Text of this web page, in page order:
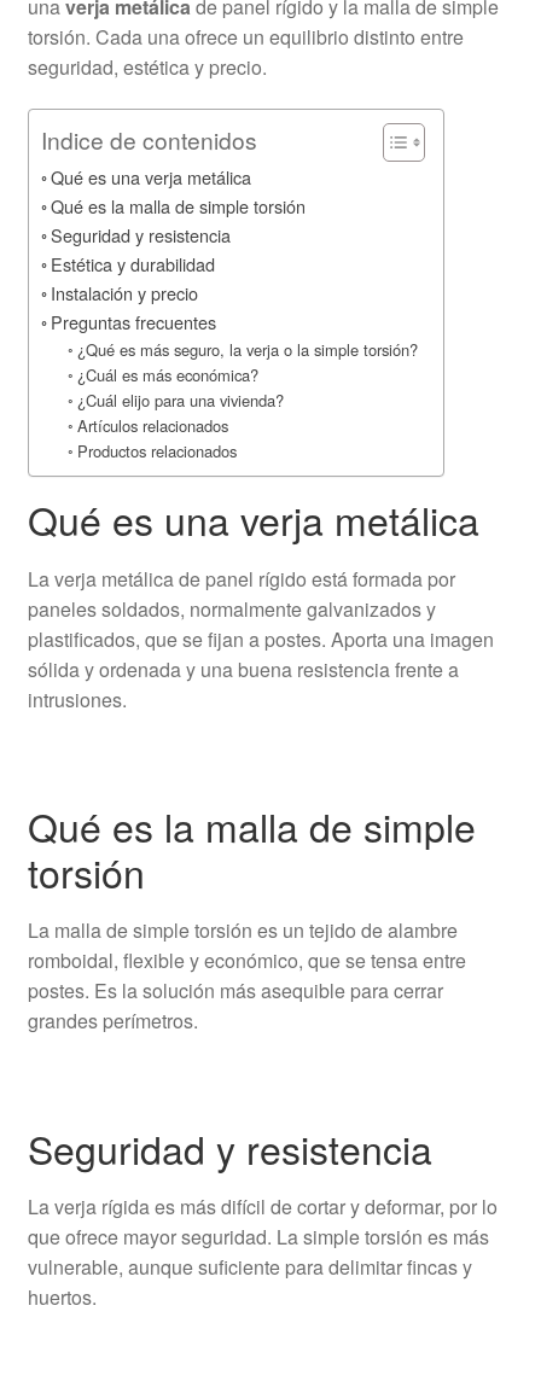
unaverja metálicade panel rígido y la malla de simple
torsión. Cada una ofrece un equilibrio distinto entre
seguridad, estética y precio.
Indice de contenidos
Qué es una verja metálica
Qué es la malla de simple torsión
Seguridad y resistencia
Estética y durabilidad
Instalación y precio
Preguntas frecuentes
¿Qué es más seguro, la verja o la simple torsión?
¿Cuál es más económica?
¿Cuál elijo para una vivienda?
Artículos relacionados
Productos relacionados
Qué es una verja metálica
La verja metálica de panel rígido está formada por
paneles soldados, normalmente galvanizados y
plastificados, que se fijan a postes. Aporta una imagen
sólida y ordenada y una buena resistencia frente a
intrusiones.
Qué es la malla de simple
torsión
La malla de simple torsión es un tejido de alambre
romboidal, flexible y económico, que se tensa entre
postes. Es la solución más asequible para cerrar
grandes perímetros.
Seguridad y resistencia
La verja rígida es más difícil de cortar y deformar, por lo
que ofrece mayor seguridad. La simple torsión es más
vulnerable, aunque suficiente para delimitar fincas y
huertos.